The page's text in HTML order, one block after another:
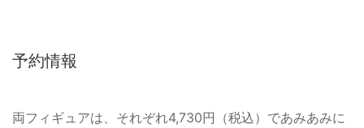
予約情報
両フィギュアは、それぞれ4,730円（税込）であみあみに